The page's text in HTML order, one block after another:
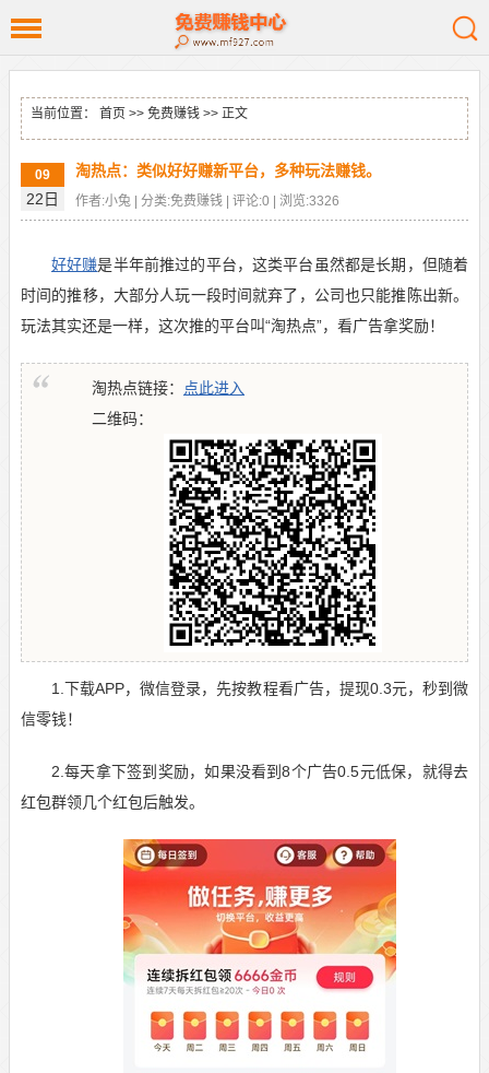
当前位置： 首页 >> 免费赚钱 >> 正文
09
22日
淘热点：类似好好赚新平台，多种玩法赚钱。
作者:小兔 | 分类:免费赚钱 | 评论:0 | 浏览:3326
好好赚是半年前推过的平台，这类平台虽然都是长期，但随着
时间的推移，大部分人玩一段时间就弃了，公司也只能推陈出新。
玩法其实还是一样，这次推的平台叫“淘热点”，看广告拿奖励！
淘热点链接：
点此进入
二维码：
1.下载APP，微信登录，先按教程看广告，提现0.3元，秒到微
信零钱！
2.每天拿下签到奖励，如果没看到8个广告0.5元低保，就得去
红包群领几个红包后触发。